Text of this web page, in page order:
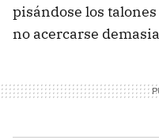
pisándose los
no acercarse